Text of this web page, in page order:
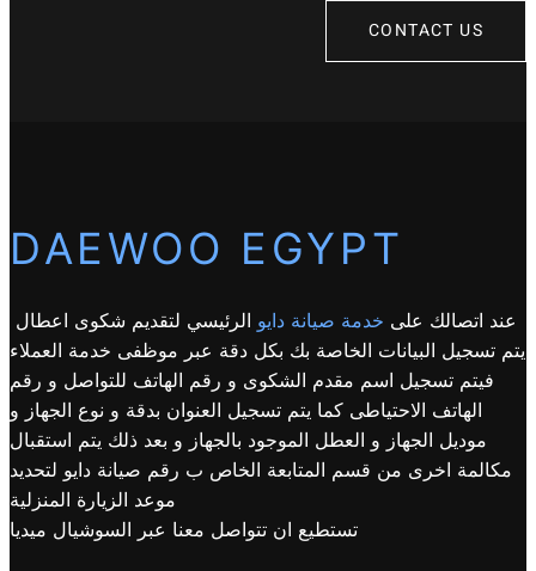
CONTACT US
DAEWOO EGYPT
عند اتصالك على خدمة صيانة دايو الرئيسي لتقديم شكوى اعطال
يتم تسجيل البيانات الخاصة بك بكل دقة عبر موظفى خدمة العملاء
فيتم تسجيل اسم مقدم الشكوى و رقم الهاتف للتواصل و رقم
الهاتف الاحتياطى كما يتم تسجيل العنوان بدقة و نوع الجهاز و
موديل الجهاز و العطل الموجود بالجهاز و بعد ذلك يتم استقبال
مكالمة اخرى من قسم المتابعة الخاص ب رقم صيانة دايو لتحديد
موعد الزيارة المنزلية
تستطيع ان تتواصل معنا عبر السوشيال ميديا